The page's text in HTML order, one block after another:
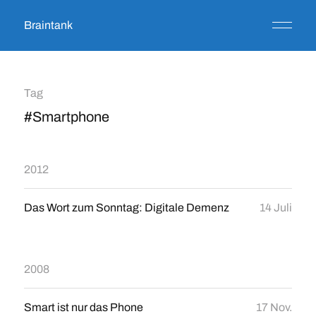
Braintank
Tag
#Smartphone
2012
Das Wort zum Sonntag: Digitale Demenz 14 Juli
2008
Smart ist nur das Phone 17 Nov.